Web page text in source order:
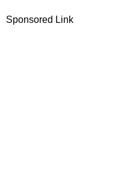
Sponsored Link